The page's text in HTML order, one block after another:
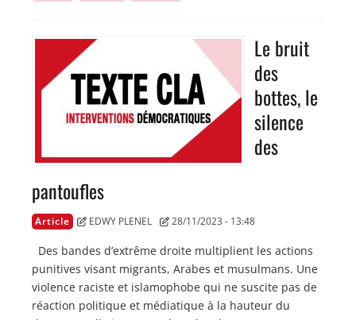
Le bruit
des
bottes, le
silence
des
pantoufles
Article EDWY PLENEL 28/11/2023 - 13:48
Des bandes d’extrême droite multiplient les actions
punitives visant migrants, Arabes et musulmans. Une
violence raciste et islamophobe qui ne suscite pas de
réaction politique et médiatique à la hauteur du